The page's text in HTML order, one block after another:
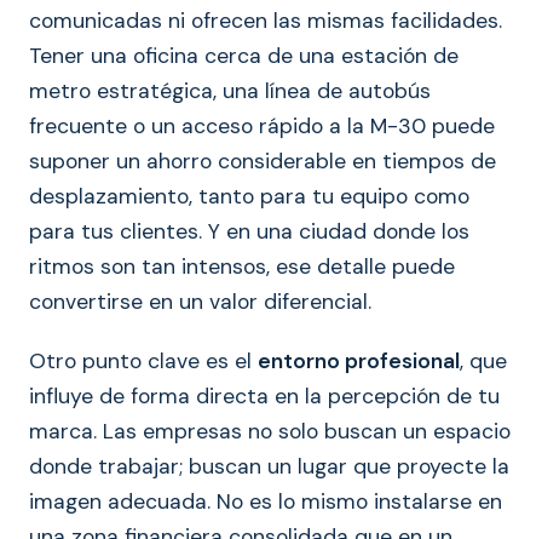
comunicadas ni ofrecen las mismas facilidades.
Tener una oficina cerca de una estación de
metro estratégica, una línea de autobús
frecuente o un acceso rápido a la M-30 puede
suponer un ahorro considerable en tiempos de
desplazamiento, tanto para tu equipo como
para tus clientes. Y en una ciudad donde los
ritmos son tan intensos, ese detalle puede
convertirse en un valor diferencial.
Otro punto clave es el entorno profesional, que
influye de forma directa en la percepción de tu
marca. Las empresas no solo buscan un espacio
donde trabajar; buscan un lugar que proyecte la
imagen adecuada. No es lo mismo instalarse en